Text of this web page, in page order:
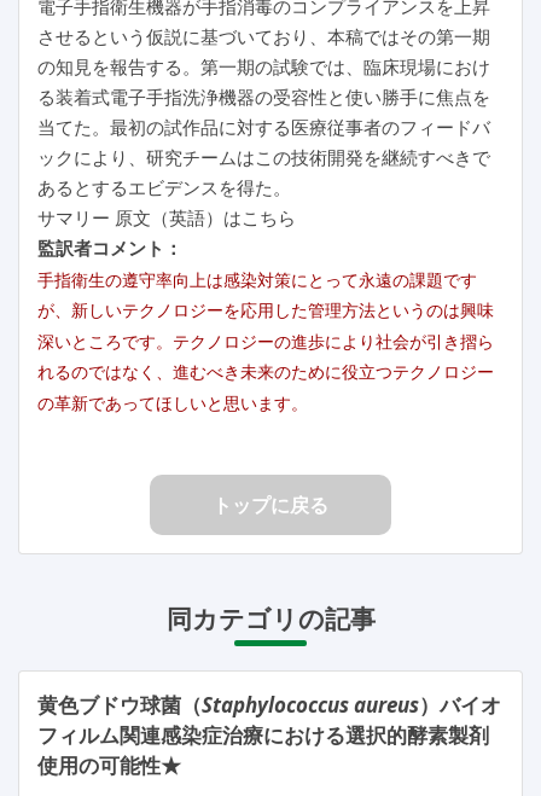
電子手指衛生機器が手指消毒のコンプライアンスを上昇
させるという仮説に基づいており、本稿ではその第一期
の知見を報告する。第一期の試験では、臨床現場におけ
る装着式電子手指洗浄機器の受容性と使い勝手に焦点を
当てた。最初の試作品に対する医療従事者のフィードバ
ックにより、研究チームはこの技術開発を継続すべきで
あるとするエビデンスを得た。
サマリー 原文（英語）はこちら
監訳者コメント：
手指衛生の遵守率向上は感染対策にとって永遠の課題です
が、新しいテクノロジーを応用した管理方法というのは興味
深いところです。テクノロジーの進歩により社会が引き摺ら
れるのではなく、進むべき未来のために役立つテクノロジー
の革新であってほしいと思います。
トップに戻る
同カテゴリの記事
黄色ブドウ球菌（Staphylococcus aureus）バイオ
フィルム関連感染症治療における選択的酵素製剤
使用の可能性★